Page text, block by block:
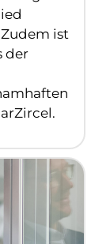
ist
der